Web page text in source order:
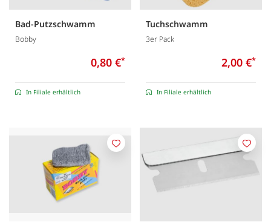
Bad-Putzschwamm
Bobby
0,80 €*
In Filiale erhältlich
Tuchschwamm
3er Pack
2,00 €*
In Filiale erhältlich
Merken